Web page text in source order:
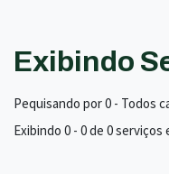
Exibindo
Pequisando por 0 - Todos
Exibindo 0 - 0 de 0